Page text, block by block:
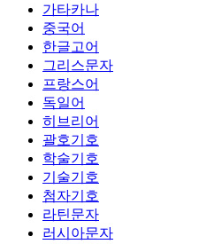
가타카나
중국어
한글고어
그리스문자
프랑스어
독일어
히브리어
괄호기호
학술기호
기술기호
첨자기호
라틴문자
러시아문자